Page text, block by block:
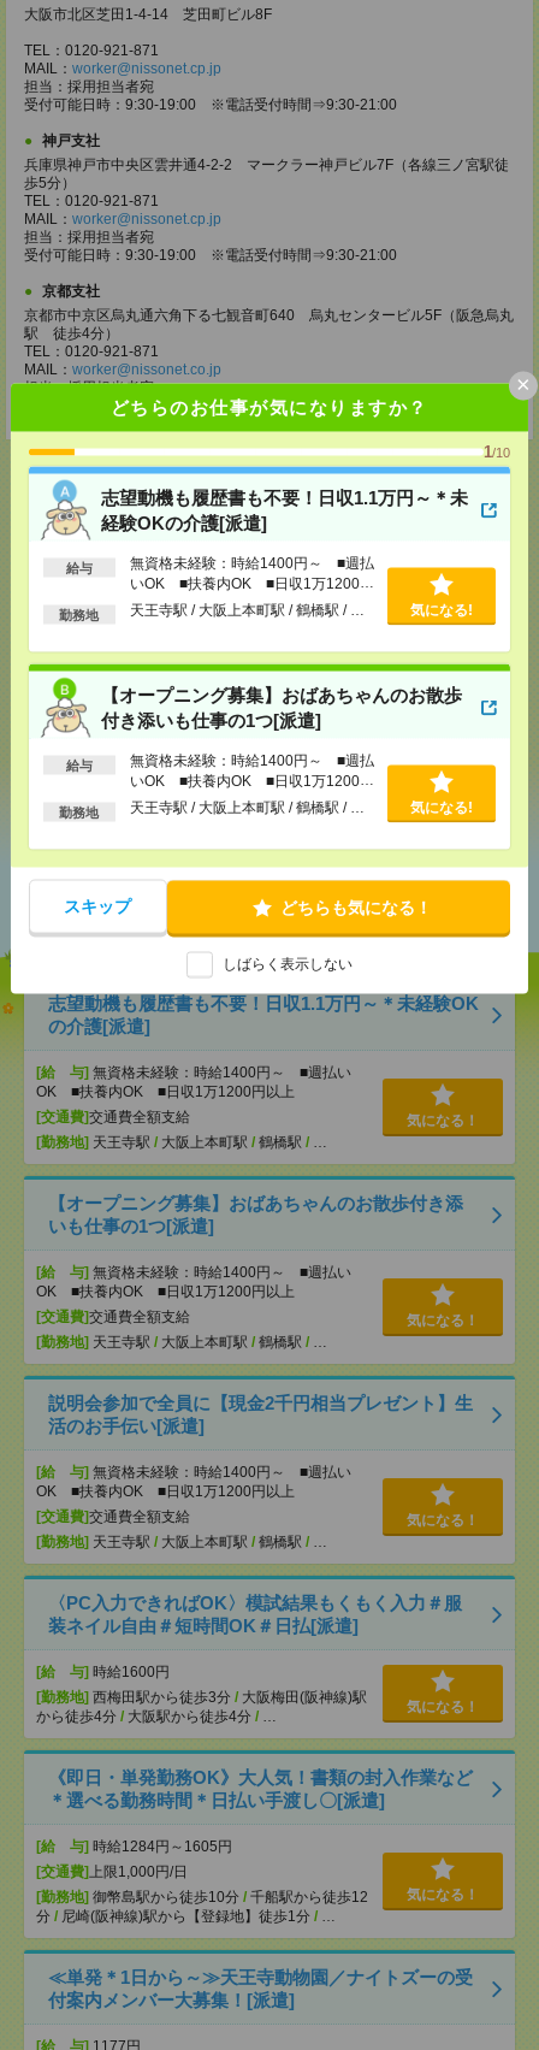
どちらのお仕事が気になりますか？
1/10
志望動機も履歴書も不要！日収1.1万円～＊未
経験OKの介護[派遣]
給与
無資格未経験：時給1400円～ ■週払
いOK ■扶養内OK ■日収1万1200円
以上
勤務地 天王寺駅 / 大阪上本町駅 / 鶴橋駅 / … 気になる!
【オープニング募集】おばあちゃんのお散歩
付き添いも仕事の1つ[派遣]
給与
無資格未経験：時給1400円～ ■週払
いOK ■扶養内OK ■日収1万1200円
以上
勤務地 天王寺駅 / 大阪上本町駅 / 鶴橋駅 / … 気になる!
スキップ どちらも気になる！
しばらく表示しない
×
大阪市北区芝田1-4-14 芝田町ビル8F
TEL：0120-921-871
MAIL： worker@nissonet.cp.jp
担当：採用担当者宛
受付可能日時：9:30-19:00 ※電話受付時間⇒9:30-21:00
神戸支社
兵庫県神戸市中央区雲井通4-2-2 マークラー神戸ビル7F（各線三ノ宮駅徒
歩5分）
TEL：0120-921-871
MAIL： worker@nissonet.cp.jp
担当：採用担当者宛
受付可能日時：9:30-19:00 ※電話受付時間⇒9:30-21:00
京都支社
京都市中京区烏丸通六角下る七観音町640 烏丸センタービル5F（阪急烏丸
駅 徒歩4分）
TEL：0120-921-871
MAIL： worker@nissonet.co.jp
担当：採用担当者宛
受付可能日時：9:30-19:00 ※電話受付時間⇒9:30-21:00
応募ページへ
気になる！
メール で送る LINEで送る
ツイート ブックマーク
あなたの閲覧履歴からの
志望動機も履歴書も不要！日収1.1万円～＊未経験OK
の介護[派遣]
[給 与] 無資格未経験：時給1400円～ ■週払い
OK ■扶養内OK ■日収1万1200円以上
[交通費]交通費全額支給
[勤務地] 天王寺駅 / 大阪上本町駅 / 鶴橋駅 / …
気になる！
【オープニング募集】おばあちゃんのお散歩付き添
いも仕事の1つ[派遣]
[給 与] 無資格未経験：時給1400円～ ■週払い
OK ■扶養内OK ■日収1万1200円以上
[交通費]交通費全額支給
[勤務地] 天王寺駅 / 大阪上本町駅 / 鶴橋駅 / …
気になる！
説明会参加で全員に【現金2千円相当プレゼント】生
活のお手伝い[派遣]
[給 与] 無資格未経験：時給1400円～ ■週払い
OK ■扶養内OK ■日収1万1200円以上
[交通費]交通費全額支給
[勤務地] 天王寺駅 / 大阪上本町駅 / 鶴橋駅 / …
気になる！
〈PC入力できればOK〉模試結果もくもく入力＃服
装ネイル自由＃短時間OK＃日払[派遣]
[給 与] 時給1600円
[勤務地] 西梅田駅から徒歩3分 / 大阪梅田(阪神線)駅
から徒歩4分 / 大阪駅から徒歩4分 / …
気になる！
《即日・単発勤務OK》大人気！書類の封入作業など
＊選べる勤務時間＊日払い手渡し〇[派遣]
[給 与] 時給1284円～1605円
[交通費] 上限1,000円/日
[勤務地] 御幣島駅から徒歩10分 / 千船駅から徒歩12
分 / 尼崎(阪神線)駅から【登録地】徒歩1分 / …
気になる！
≪単発＊1日から～≫天王寺動物園／ナイトズーの受
付案内メンバー大募集！[派遣]
[給 与] 1177円